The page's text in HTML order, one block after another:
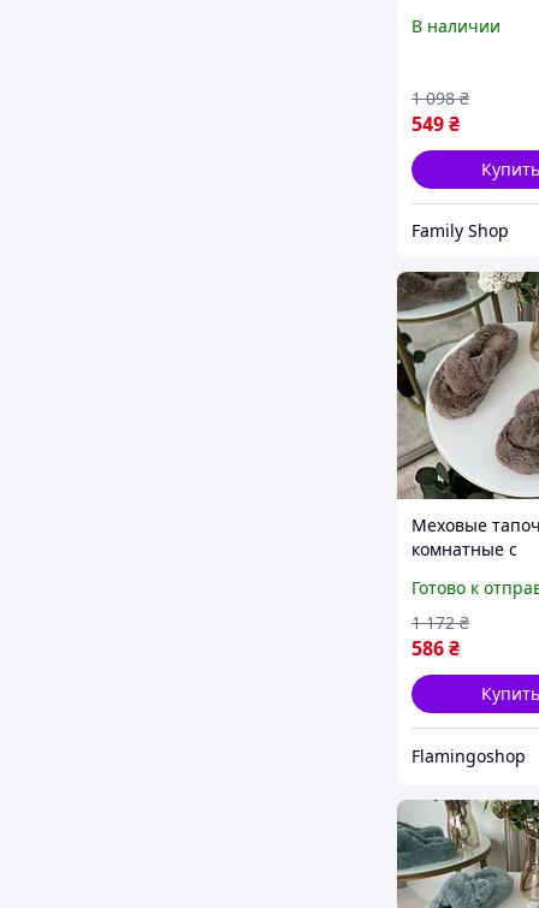
тапочки на
В наличии
549₴
1 098 ₴
Купить
Family Shop
Меховые
комнатные с
подошва,
пушистые с
открытым
мокко
Готово к
586₴
1 172 ₴
Купить
Flamingoshop